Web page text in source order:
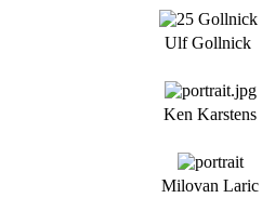
Ulf Gollnick
Ken Karstens
Milovan Laric